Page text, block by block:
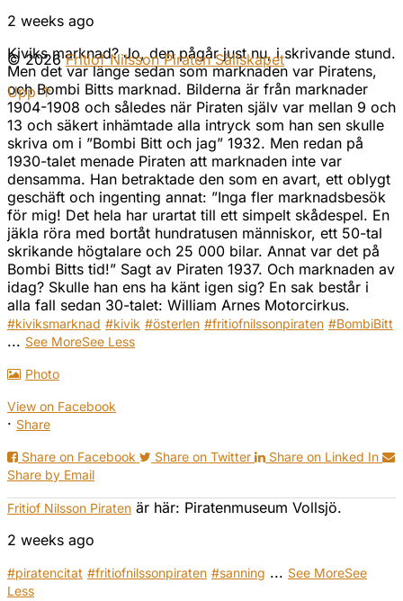
2 weeks ago
Kiviks marknad? Jo, den pågår just nu, i skrivande stund.
Men det var länge sedan som marknaden var Piratens,
och Bombi Bitts marknad. Bilderna är från marknader
1904-1908 och således när Piraten själv var mellan 9 och
13 och säkert inhämtade alla intryck som han sen skulle
skriva om i ”Bombi Bitt och jag” 1932. Men redan på
1930-talet menade Piraten att marknaden inte var
densamma. Han betraktade den som en avart, ett oblygt
geschäft och ingenting annat: ”Inga fler marknadsbesök
för mig! Det hela har urartat till ett simpelt skådespel. En
jäkla röra med bortåt hundratusen människor, ett 50-tal
skrikande högtalare och 25 000 bilar. Annat var det på
Bombi Bitts tid!” Sagt av Piraten 1937. Och marknaden av
idag? Skulle han ens ha känt igen sig? En sak består i
alla fall sedan 30-talet: William Arnes Motorcirkus.
#kiviksmarknad #kivik #österlen #fritiofnilssonpiraten #BombiBitt
... See MoreSee Less
Photo
View on Facebook
· Share
Share on Facebook Share on Twitter
Share on Linked In
Share by Email
Fritiof Nilsson Piraten är här: Piratenmuseum Vollsjö.
2 weeks ago
#piratencitat #fritiofnilssonpiraten #sanning ... See MoreSee
Less
© 2026Fritiof Nilsson Piraten Sällskapet
Upp ↑